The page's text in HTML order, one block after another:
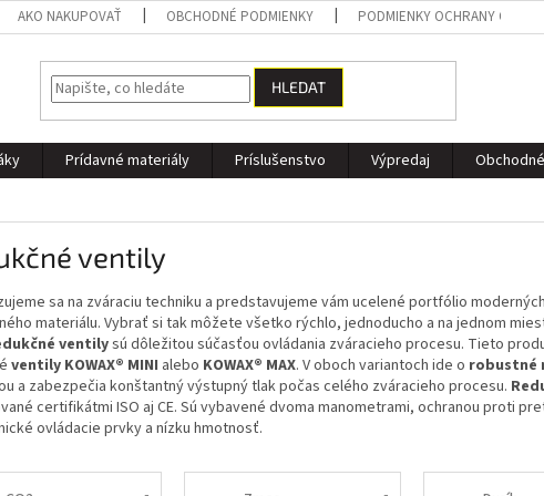
AKO NAKUPOVAŤ OBCHODNÉ PODMIENKY PODMIENKY OCHRANY
HLEDAT
Prídavné materiály Príslušenstvo Výpredaj
ventily
sa na zváraciu techniku a predstavujeme vám ucelené portfólio
materiálu. Vybrať si tak môžete všetko rýchlo, jednoducho a na jednom
ventilysú dôležitou súčasťou ovládania zváracieho procesu. Tieto
ventily KOWAX® MINI alebo KOWAX® MAX. V oboch variantoch ide o robustné
a zabezpečia konštantný výstupný tlak počas celého zváracieho procesu.
certifikátmi ISO aj CE. Sú vybavené dvoma manometrami, ochranou proti
ovládacie prvky a nízku hmotnosť.